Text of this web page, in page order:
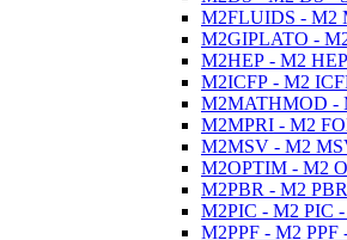
M2FLUIDS - M2
M2GIPLATO - M2
M2HEP - M2 HEP
M2ICFP - M2
M2MATHMOD -
M2MPRI - M2
M2MSV - M2
M2OPTIM - M2
M2PBR - M2
M2PIC - M2 PIC -
M2PPF - M2 PPF